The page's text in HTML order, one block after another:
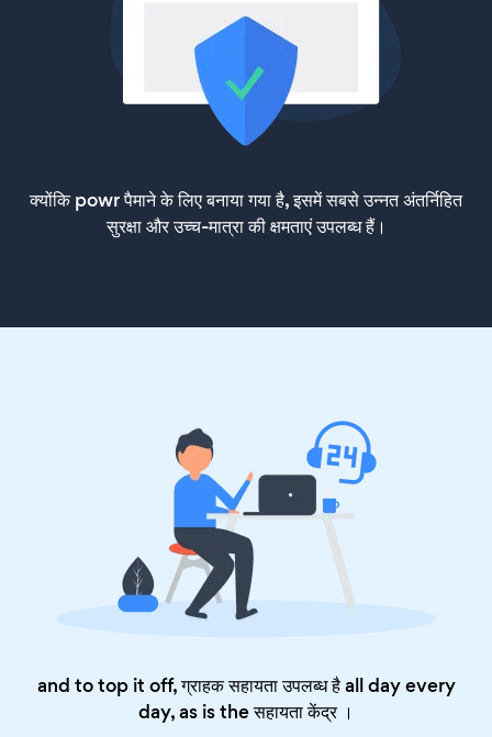
क्योंकि powr पैमाने के लिए बनाया गया है, इसमें सबसे उन्नत अंतर्निहित
सुरक्षा और उच्च-मात्रा की क्षमताएं उपलब्ध हैं।
and to top it off, ग्राहक सहायता उपलब्ध है all day every
day, as is theसहायता केंद्र।